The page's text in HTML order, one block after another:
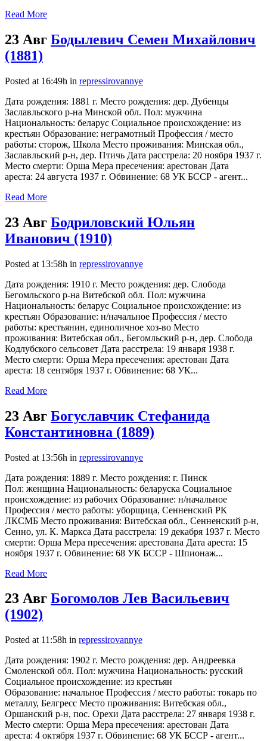
Read More
23 Авг Бодылевич Семен Михайлович
(1881)
Posted at 16:49h in repressirovannye
Дата рождения: 1881 г. Место рождения: дер. Дубенцы
Заславльского р-на Минской обл. Пол: мужчина
Национальность: беларус Социальное происхождение: из
крестьян Образование: неграмотный Профессия / место
работы: сторож, Школа Место проживания: Минская обл.,
Заславльский р-н, дер. Птичь Дата расстрела: 20 ноября 1937 г.
Место смерти: Орша Мера пресечения: арестован Дата
ареста: 24 августа 1937 г. Обвинение: 68 УК БССР - агент...
Read More
23 Авг Бодриловский Юльян
Иванович (1910)
Posted at 13:58h in repressirovannye
Дата рождения: 1910 г. Место рождения: дер. Слобода
Бегомльского р-на Витебской обл. Пол: мужчина
Национальность: беларус Социальное происхождение: из
крестьян Образование: н/начальное Профессия / место
работы: крестьянин, единоличное хоз-во Место
проживания: Витебская обл., Бегомльский р-н, дер. Слобода
Кодлубского сельсовет Дата расстрела: 19 января 1938 г.
Место смерти: Орша Мера пресечения: арестован Дата
ареста: 18 сентября 1937 г. Обвинение: 68 УК...
Read More
23 Авг Богуславчик Стефанида
Константиновна (1889)
Posted at 13:56h in repressirovannye
Дата рождения: 1889 г. Место рождения: г. Пинск
Пол: женщина Национальность: беларуска Социальное
происхождение: из рабочих Образование: н/начальное
Профессия / место работы: уборщица, Сенненский РК
ЛКСМБ Место проживания: Витебская обл., Сенненский р-н,
Сенно, ул. К. Маркса Дата расстрела: 19 декабря 1937 г. Место
смерти: Орша Мера пресечения: арестована Дата ареста: 15
ноября 1937 г. Обвинение: 68 УК БССР - Шпионаж...
Read More
23 Авг Богомолов Лев Васильевич
(1902)
Posted at 11:58h in repressirovannye
Дата рождения: 1902 г. Место рождения: дер. Андреевка
Смоленской обл. Пол: мужчина Национальность: русский
Социальное происхождение: из крестьян
Образование: начальное Профессия / место работы: токарь по
металлу, Белгресс Место проживания: Витебская обл.,
Оршанский р-н, пос. Орехи Дата расстрела: 27 января 1938 г.
Место смерти: Орша Мера пресечения: арестован Дата
ареста: 4 октября 1937 г. Обвинение: 68 УК БССР - агент...